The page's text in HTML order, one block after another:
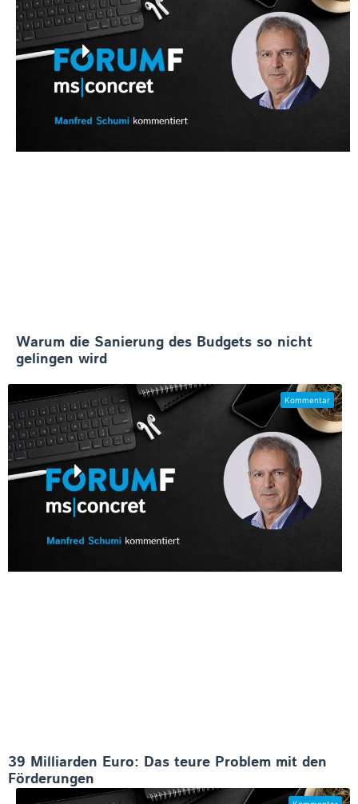
Warum die Sanierung des Budgets so nicht
gelingen wird
39 Milliarden Euro: Das teure Problem mit den
Förderungen